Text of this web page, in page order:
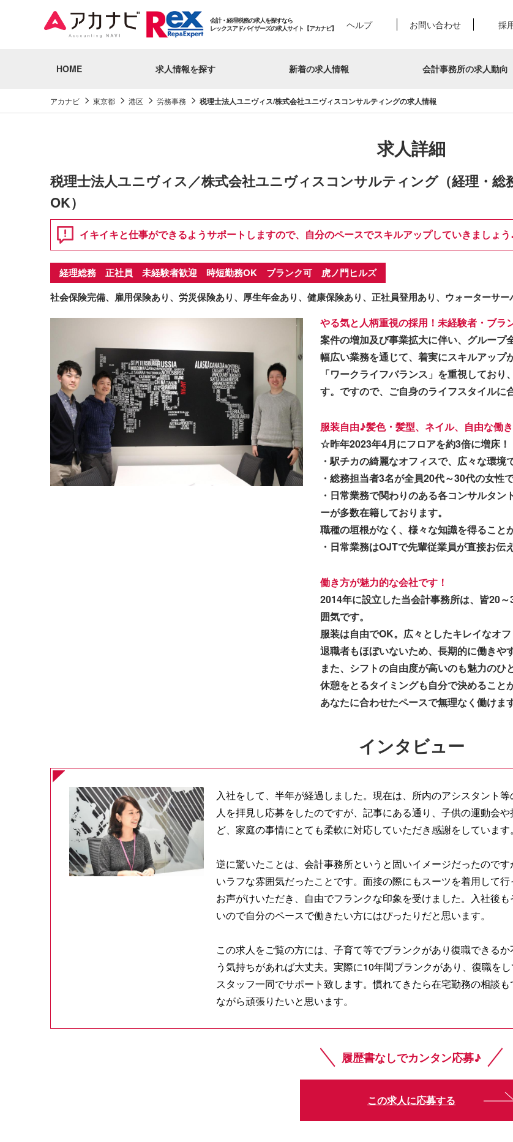
会計・経理税務の求人を探すなら
レックスアドバイザーズの求人サイト【アカナビ】
ヘルプ お問い合わせ 採
HOME 求人情報を探す 新着の求人情報 会計事務所の求人動向
アカナビ 東京都 港区 労務事務 税理士法人ユニヴィス/株式会社ユニヴィスコンサルティングの求人情報
求人詳細
税理士法人ユニヴィス／株式会社ユニヴィスコンサルティング（経理・総
OK）
イキイキと仕事ができるようサポートしますので、自分のペースでスキルアップしていきましょ
経理総務 正社員 未経験者歓迎 時短勤務OK ブランク可 虎ノ門ヒルズ
社会保険完備、雇用保険あり、労災保険あり、厚生年金あり、健康保険あり、正社員登用あり、ウォーターサ
やる気と人柄重視の採用！未経験者・ブラ
案件の増加及び事業拡大に伴い、グループ
幅広い業務を通じて、着実にスキルアップ
「ワークライフバランス」を重視してお
す。ですので、ご自身のライフスタイルに
服装自由♪髪色・髪型、ネイル、自由な働
☆昨年2023年4月にフロアを約3倍に増床！
・駅チカの綺麗なオフィスで、広々な環境
・総務担当者3名が全員20代～30代の女性
・日常業務で関わりのある各コンサルタ
ーが多数在籍しております。
職種の垣根がなく、様々な知識を得ること
・日常業務はOJTで先輩従業員が直接お伝
働き方が魅力的な会社です！
2014年に設立した当会計事務所は、皆20
囲気です。
服装は自由でOK。広々としたキレイなオ
退職者もほぼいないため、長期的に働きや
また、シフトの自由度が高いのも魅力のひ
休憩をとるタイミングも自分で決めること
あなたに合わせたペースで無理なく働けま
インタビュー
入社をして、半年が経過しました。現在は、所内のアシスタント
人を拝見し応募をしたのですが、記事にある通り、子供の運動会
ど、家庭の事情にとても柔軟に対応していただき感謝をしています。
逆に驚いたことは、会計事務所というと固いイメージだったので
いラフな雰囲気だったことです。面接の際にもスーツを着用して
お声がけいただき、自由でフランクな印象を受けました。入社後
いので自分のペースで働きたい方にはぴったりだと思います。
この求人をご覧の方には、子育て等でブランクがあり復職できる
う気持ちがあれば大丈夫。実際に10年間ブランクがあり、復職を
スタッフ一同でサポート致します。慣れてきたら在宅勤務の相談
ながら頑張りたいと思います。
履歴書なしでカンタン応募♪
この求人に応募する